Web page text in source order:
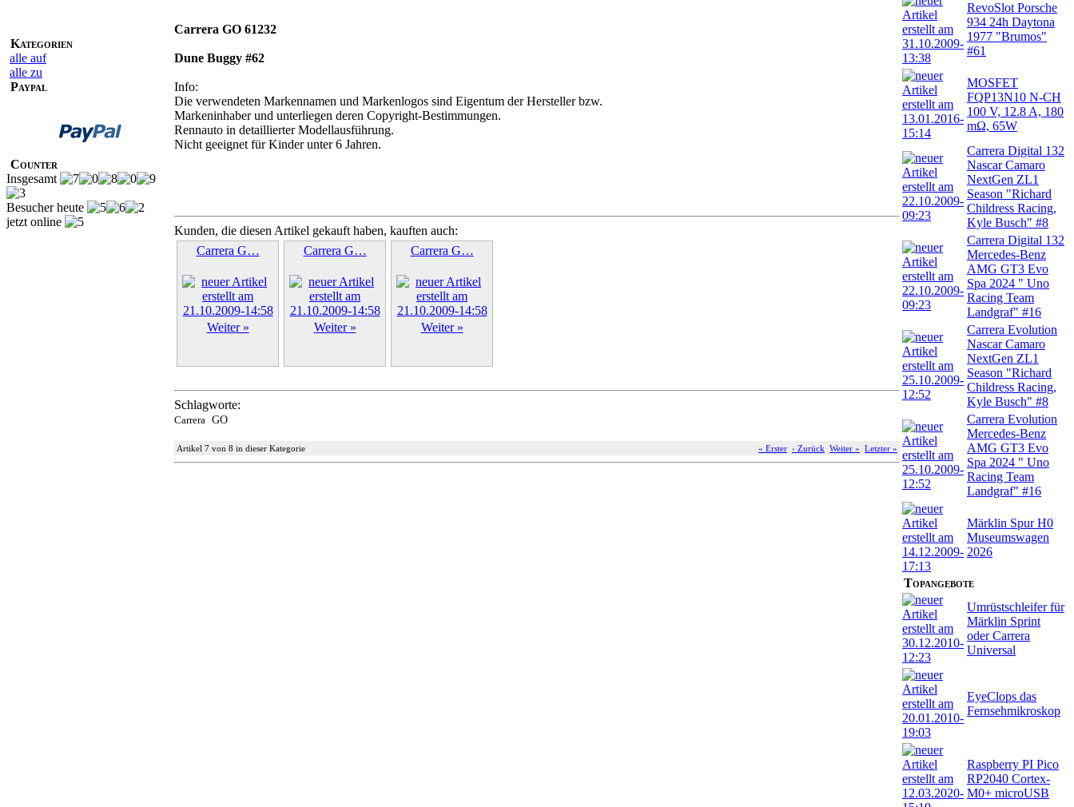
Kategorien
alle auf
alle zu
Paypal
Counter
Insgesamt
Besucher heute
jetzt online
Carrera GO 61232
Dune Buggy #62
Info:
Die verwendeten Markennamen und Markenlogos sind Eigentum der Hersteller bzw.
Markeninhaber und unterliegen deren Copyright-Bestimmungen.
Rennauto in detaillierter Modellausführung.
Nicht geeignet für Kinder unter 6 Jahren.
Kunden, die diesen Artikel gekauft haben, kauften auch:
Carrera G…
Weiter »
Carrera G…
Weiter »
Carrera G…
Weiter »
Schlagworte:
Carrera GO
Artikel 7 von 8 in dieser Kategorie « Erster ‹ Zurück Weiter » Letzter »
RevoSlot Porsche
934 24h Daytona
1977 "Brumos"
#61
MOSFET
FQP13N10 N-CH
100 V, 12.8 A, 180
mΩ, 65W
Carrera Digital 132
Nascar Camaro
NextGen ZL1
Season "Richard
Childress Racing,
Kyle Busch" #8
Carrera Digital 132
Mercedes-Benz
AMG GT3 Evo
Spa 2024 " Uno
Racing Team
Landgraf" #16
Carrera Evolution
Nascar Camaro
NextGen ZL1
Season "Richard
Childress Racing,
Kyle Busch" #8
Carrera Evolution
Mercedes-Benz
AMG GT3 Evo
Spa 2024 " Uno
Racing Team
Landgraf" #16
Märklin Spur H0
Museumswagen
2026
Topangebote
Umrüstschleifer für
Märklin Sprint
oder Carrera
Universal
EyeClops das
Fernsehmikroskop
Raspberry PI Pico
RP2040 Cortex-
M0+ microUSB